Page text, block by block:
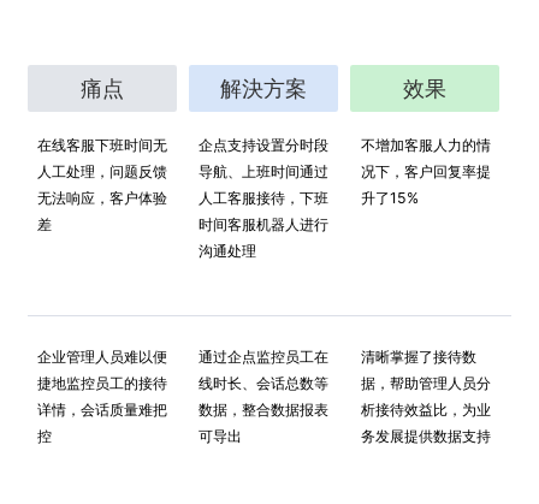
痛点
在线客服下班时间无
人工处理，问题反馈
无法响应，客户体验
差
企业管理人员难以便
捷地监控员工的接待
详情，会话质量难把
控
解決方案
企点支持设置分时段
导航、上班时间通过
人工客服接待，下班
时间客服机器人进行
沟通处理
通过企点监控员工在
线时长、会话总数等
数据，整合数据报表
可导出
效果
不增加客服人力的情
况下，客户回复率提
升了15%
清晰掌握了接待数
据，帮助管理人员分
析接待效益比，为业
务发展提供数据支持